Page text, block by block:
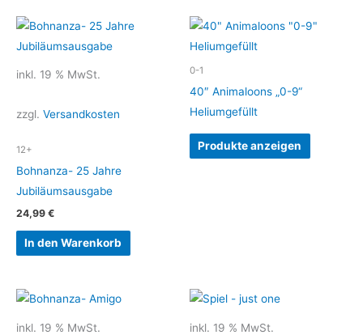
inkl. 19 % MwSt.
zzgl. Versandkosten
12+
Bohnanza- 25 Jahre
Jubiläumsausgabe
24,99 €
In den Warenkorb
0-1
40″ Animaloons „0-9“
Heliumgefüllt
Produkte anzeigen
inkl. 19 % MwSt. inkl. 19 % MwSt.